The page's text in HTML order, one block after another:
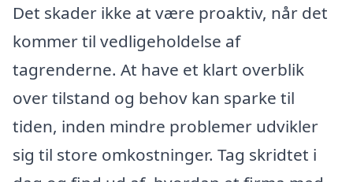
Det skader ikke at være proaktiv, når det
kommer til vedligeholdelse af
tagrenderne. At have et klart overblik
over tilstand og behov kan sparke til
tiden, inden mindre problemer udvikler
sig til store omkostninger. Tag skridtet i